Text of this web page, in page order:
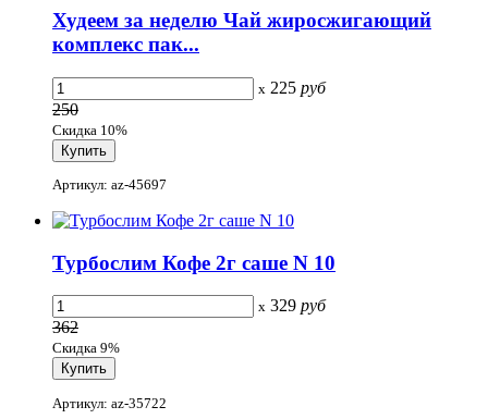
Худеем за неделю Чай жиросжигающий
комплекс пак...
x 225 руб
250
Скидка 10%
Артикул: az-45697
Турбослим Кофе 2г саше N 10
x 329 руб
362
Скидка 9%
Артикул: az-35722